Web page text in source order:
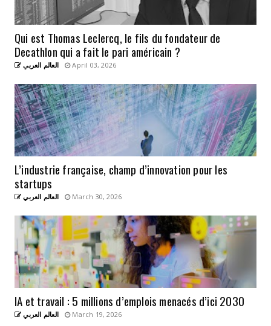
Qui est Thomas Leclercq, le fils du fondateur de
Decathlon qui a fait le pari américain ?
العالم العربي April 03, 2026
L’industrie française, champ d’innovation pour les
startups
العالم العربي March 30, 2026
IA et travail : 5 millions d’emplois menacés d’ici 2030
العالم العربي March 19, 2026